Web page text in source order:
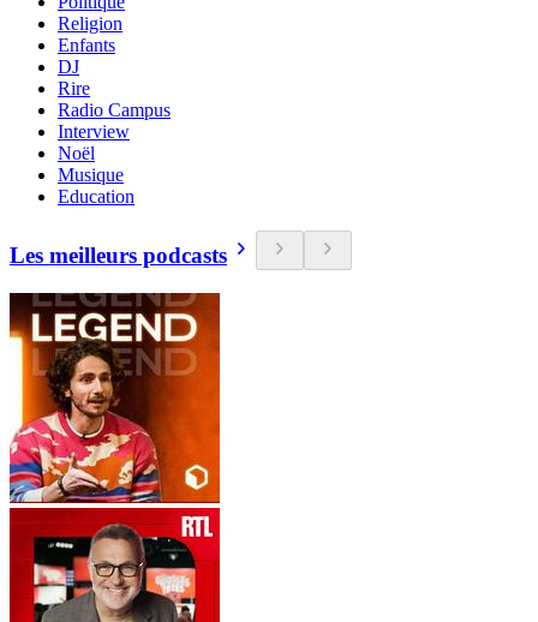
Religion
Enfants
DJ
Rire
Radio Campus
Interview
Noël
Musique
Education
Les meilleurs podcasts